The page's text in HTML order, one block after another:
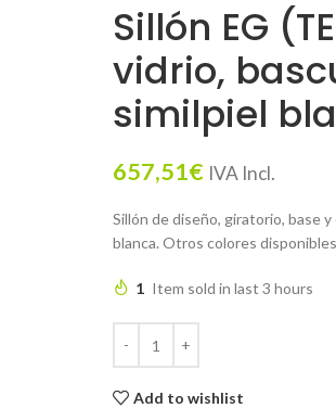
Sillón EG
vidrio,
similpiel
657,51€ IVA Incl.
Sillón de diseño, giratorio, base
blanca. Otros colores
1 Item sold in last 3 hours
Add to wishlist